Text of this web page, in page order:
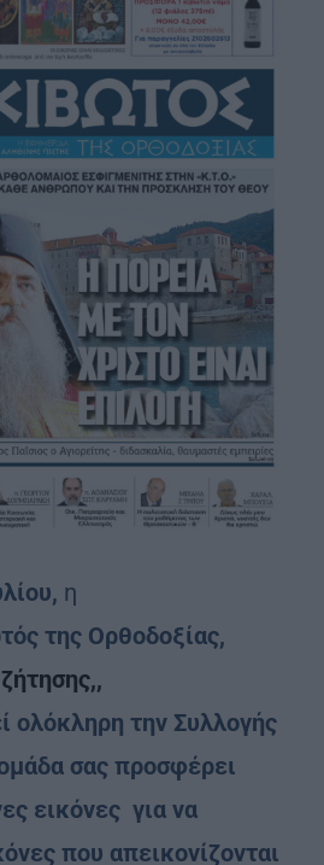
η
της Ορθοδοξίας,
ολόκληρη την Συλλογής
σας προσφέρει
εικόνες για να
που απεικονίζονται